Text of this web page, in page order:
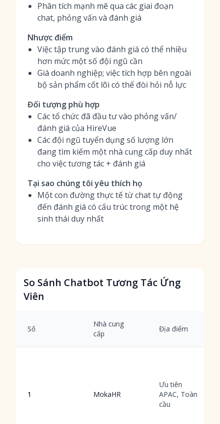
Phân tích mạnh mẽ qua các giai đoạn
chat, phỏng vấn và đánh giá
Nhược điểm
Việc tập trung vào đánh giá có thể nhiều
hơn mức một số đội ngũ cần
Giá doanh nghiệp; việc tích hợp bên ngoài
bộ sản phẩm cốt lõi có thể đòi hỏi nỗ lực
Đối tượng phù hợp
Các tổ chức đã đầu tư vào phỏng vấn/
đánh giá của HireVue
Các đội ngũ tuyển dụng số lượng lớn
đang tìm kiếm một nhà cung cấp duy nhất
cho việc tương tác + đánh giá
Tại sao chúng tôi yêu thích họ
Một con đường thực tế từ chat tự động
đến đánh giá có cấu trúc trong một hệ
sinh thái duy nhất
So Sánh Chatbot Tương Tác Ứng
Viên
Số
Nhà cung
cấp
Địa điểm
1 MokaHR
Ưu tiên
APAC, Toàn
cầu